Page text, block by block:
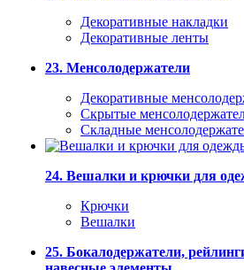
Декоративные накладки
Декоративные ленты
23. Менсолодержатели
Декоративные
Скрытые
Складные
24. Вешалки и крючки для
Крючки
Вешалки
25. Бокалодержатели,